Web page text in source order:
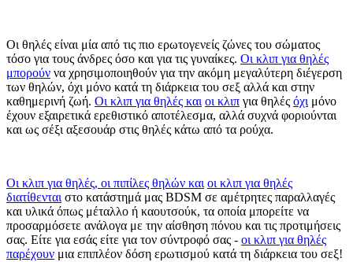
Οι θηλές είναι μία από τις πιο ερωτογενείς ζώνες του σώματος
τόσο για τους άνδρες όσο και για τις γυναίκες. Οι κλιπ για θηλές
μπορούν να χρησιμοποιηθούν για την ακόμη μεγαλύτερη διέγερση
των θηλών, όχι μόνο κατά τη διάρκεια του σεξ αλλά και στην
καθημερινή ζωή. Οι κλιπ για θηλές και οι κλιπ για θηλές όχι μόνο
έχουν εξαιρετικά ερεθιστικό αποτέλεσμα, αλλά συχνά φοριούνται
και ως σέξι αξεσουάρ στις θηλές κάτω από τα ρούχα.
Οι κλιπ για θηλές, οι πιπίλες θηλών και οι κλιπ για θηλές
διατίθενται στο κατάστημά μας BDSM σε αμέτρητες παραλλαγές
και υλικά όπως μέταλλο ή καουτσούκ, τα οποία μπορείτε να
προσαρμόσετε ανάλογα με την αίσθηση πόνου και τις προτιμήσεις
σας. Είτε για εσάς είτε για τον σύντροφό σας - οι κλιπ για θηλές
παρέχουν μια επιπλέον δόση ερωτισμού κατά τη διάρκεια του σεξ!